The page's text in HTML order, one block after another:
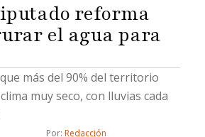
reforma
el agua para
más del 90% del territorio
muy seco, con lluvias cada
Por: Redacción